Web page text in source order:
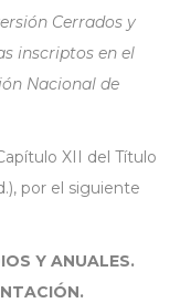
Cerrados y
inscriptos en el
Nacional de
XII del Título
por el siguiente
Y ANUALES.